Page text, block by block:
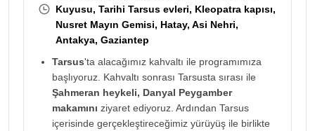
Kuyusu, Tarihi Tarsus evleri, Kleopatra kapısı,
Nusret Mayın Gemisi, Hatay, Asi Nehri,
Antakya, Gaziantep
Tarsus'ta alacağımız kahvaltı ile programımıza
başlıyoruz. Kahvaltı sonrası Tarsusta sırası ile
Şahmeran heykeli, Danyal Peygamber
makamını ziyaret ediyoruz. Ardından Tarsus
içerisinde gerçekleştireceğimiz yürüyüş ile birlikte